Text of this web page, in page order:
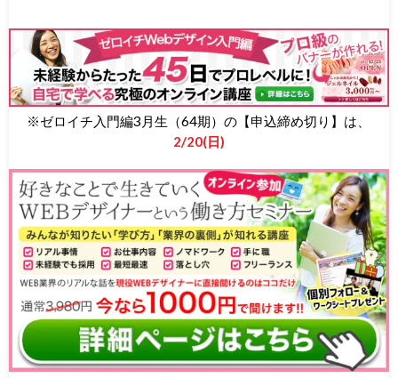
※ゼロイチ入門編3月生（64期）の【申込締め切り】は、
2/20(日)